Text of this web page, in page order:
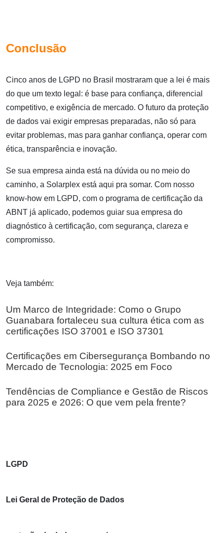
Conclusão
Cinco anos de LGPD no Brasil mostraram que a lei é mais
do que um texto legal: é base para confiança, diferencial
competitivo, e exigência de mercado. O futuro da proteção
de dados vai exigir empresas preparadas, não só para
evitar problemas, mas para ganhar confiança, operar com
ética, transparência e inovação.
Se sua empresa ainda está na dúvida ou no meio do
caminho, a Solarplex está aqui pra somar. Com nosso
know-how em LGPD, com o programa de certificação da
ABNT já aplicado, podemos guiar sua empresa do
diagnóstico à certificação, com segurança, clareza e
compromisso.
Veja também:
Um Marco de Integridade: Como o Grupo
Guanabara fortaleceu sua cultura ética com as
certificações ISO 37001 e ISO 37301
Certificações em Cibersegurança Bombando no
Mercado de Tecnologia: 2025 em Foco
Tendências de Compliance e Gestão de Riscos
para 2025 e 2026: O que vem pela frente?
LGPD
Lei Geral de Proteção de Dados